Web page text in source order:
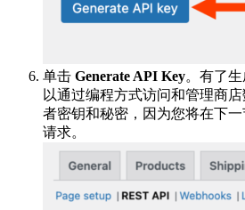
单击 Generate API Key。有了
以通过编程方式访问和管理商
者密钥和秘密，因为您将在下
请求。